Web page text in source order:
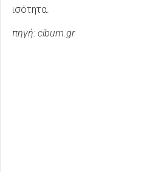
ισότητα.
πηγή: cibum.gr